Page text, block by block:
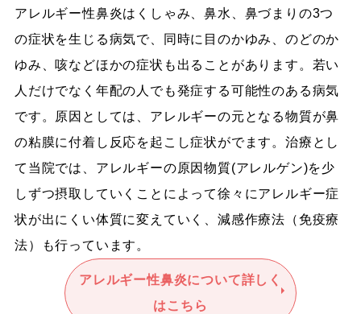
アレルギー性鼻炎はくしゃみ、鼻水、鼻づまりの3つ
の症状を生じる病気で、同時に目のかゆみ、のどのか
ゆみ、咳などほかの症状も出ることがあります。若い
人だけでなく年配の人でも発症する可能性のある病気
です。原因としては、アレルギーの元となる物質が鼻
の粘膜に付着し反応を起こし症状がでます。治療とし
て当院では、アレルギーの原因物質(アレルゲン)を少
しずつ摂取していくことによって徐々にアレルギー症
状が出にくい体質に変えていく、減感作療法（免疫療
法）も行っています。
アレルギー性鼻炎について詳しく
はこちら